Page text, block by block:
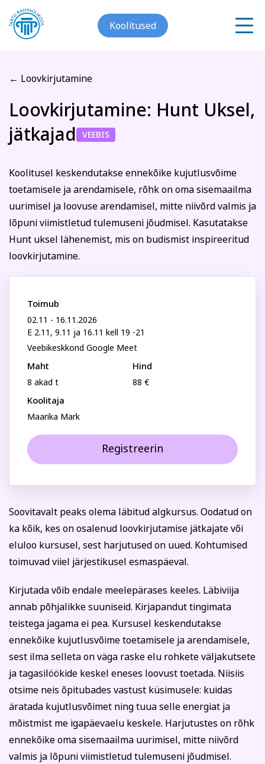
Koolitused
Kunst
Psühholoogia ja
Tekstiil ja käsitöö
Kodu ja köök Aiandus ja lilleseade
Kultuur ja ühiskond Veebi- ja videoõpe
Meist
Galerii
Kontakt
Blogi
Projektid
Facebook
← Loovkirjutamine
Loovkirjutamine: Hunt Uksel,
jätkajad VEEBIS
Koolitusel keskendutakse ennekõike kujutlusvõime
toetamisele ja arendamisele, rõhk on oma sisemaailma
uurimisel ja loovuse arendamisel, mitte niivõrd valmis ja
lõpuni viimistletud tulemuseni jõudmisel. Kasutatakse
Hunt uksel lähenemist, mis on budismist inspireeritud
loovkirjutamine.
Toimub
02.11 - 16.11.2026
E 2.11, 9.11 ja 16.11 kell 19 -21
Veebikeskkond Google Meet
Maht
8 akad t
Hind
88 €
Koolitaja
Maarika Mark
Registreerin
Soovitavalt peaks olema läbitud algkursus. Oodatud on
ka kõik, kes on osalenud loovkirjutamise jätkajate või
eluloo kursusel, sest harjutused on uued. Kohtumised
toimuvad viiel järjestikusel esmaspäeval.
Kirjutada võib endale meelepärases keeles. Läbiviija
annab põhjalikke suuniseid. Kirjapandut tingimata
teistega jagama ei pea. Kursusel keskendutakse
ennekõike kujutlusvõime toetamisele ja arendamisele,
sest ilma selleta on väga raske elu rohkete väljakutsete
ja tagasilöökide keskel eneses loovust toetada. Niisiis
otsime neis õpitubades vastust küsimusele: kuidas
äratada kujutlusvõimet ning tuua selle energiat ja
mõistmist me igapäevaelu keskele. Harjutustes on rõhk
ennekõike oma sisemaailma uurimisel, mitte niivõrd
valmis ja lõpuni viimistletud tulemuseni jõudmisel.
Registreerin koolitusele
Loovkirjutamine: Hunt
Uksel, jätkajad
Eesnimi
Perenimi
Telefon
E-posti aadress
nimekaimudega.
Tasumine
Tasun ise
Tasub teine isik
(Nt ettevõte, omavalitsus vm)
Tutvu õppetöö korraldusega!
Koolitusel osalemiseks tuleb õppetasu tasuda arvel
märgitud tähtajaks, mis saadetakse koos
registreerumise kinnitusega (reeglina on tähtaeg kaks
nädalat enne koolituse algust). Kokkuleppel
koolitussekretäriga ja koolituslepingu sõlmimisega on
võimalik tasuda osade kaupa.
Koolitusest loobumise korral palume sellest Tartu
Rahvaülikooli töötajat viivitamatult teavitada.
Loobumisest mitte teavitamisel või loobumisel vähem
kui kaks tööpäeva enne koolituse algust või kui koolitus